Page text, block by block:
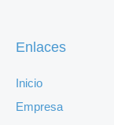
Enlaces
Inicio
Empresa